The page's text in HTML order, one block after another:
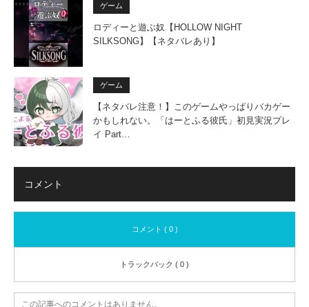
ゲーム
ロディーと遊ぶ奴【HOLLOW NIGHT
SILKSONG】【ネタバレあり】
ゲーム
【ネタバレ注意！】このゲームやっぱりバカゲー
かもしれない。「はーとふる彼氏」初見実況プレ
イ Part…
コメント
コメント ( 0 )
トラックバック ( 0 )
この記事へのコメントはありません。